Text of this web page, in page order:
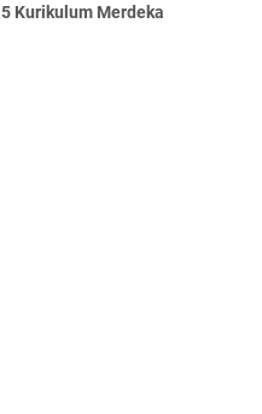
5 Kurikulum Merdeka